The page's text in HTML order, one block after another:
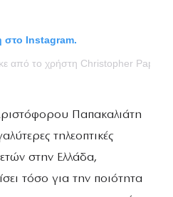
στο Instagram.
από το χρήστη Christopher
Παπακαλιάτη
τηλεοπτικές
ετών στην Ελλάδα,
τόσο για την ποιότητα